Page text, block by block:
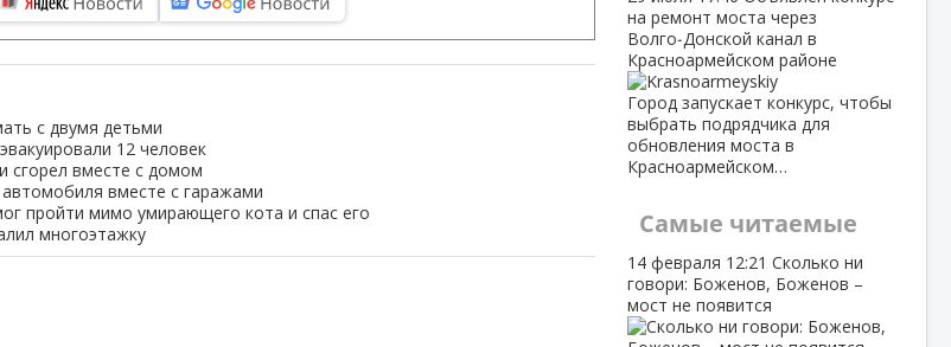
с двумя детьми
12 человек
сгорел вместе с домом
вместе с гаражами
пройти мимо умирающего кота и спас его
многоэтажку
на ремонт моста через
Волго‑Донской канал в
Красноармейском районе
Город запускает конкурс, чтобы
выбрать подрядчика для
обновления моста в
Красноармейском…
Самые читаемые
14 февраля 12:21 Сколько ни
говори: Боженов, Боженов –
мост не появится